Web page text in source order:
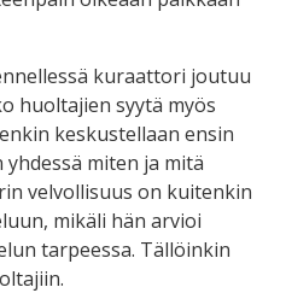
kuraattori joutuu
huoltajien syytä myös
keskustellaan ensin
miten ja mitä
velvollisuus on kuitenkin
mikäli hän arvioi
tarpeessa. Tällöinkin